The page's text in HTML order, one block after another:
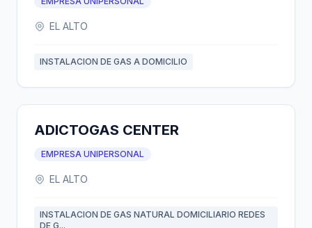
EL ALTO
INSTALACION DE GAS A DOMICILIO
ADICTOGAS CENTER
EMPRESA UNIPERSONAL
EL ALTO
INSTALACION DE GAS NATURAL DOMICILIARIO REDES
DE G...